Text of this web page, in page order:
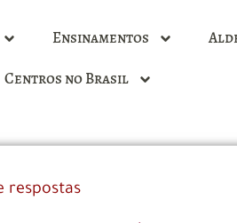
Ensinamentos
Centros no Brasil
respostas